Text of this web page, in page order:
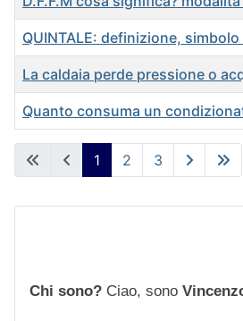
Articoli
QUINTALE: definizione,
La caldaia perde pressione o
Quanto consuma un
1 2 3
Chi sono? Ciao, sono